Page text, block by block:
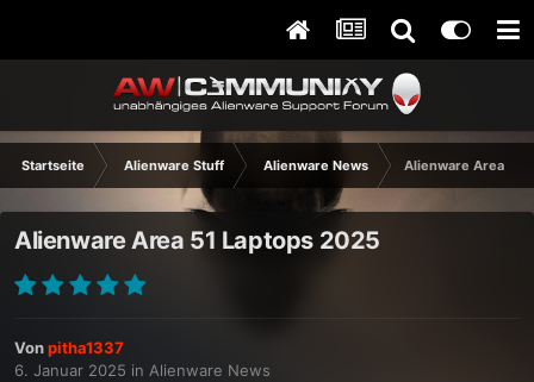
Startseite Alienware Stuff Alienware News Alienware Area 51
Alienware Area 51 Laptops 2025
Vonpitha1337
6. Januar 2025 in Alienware News